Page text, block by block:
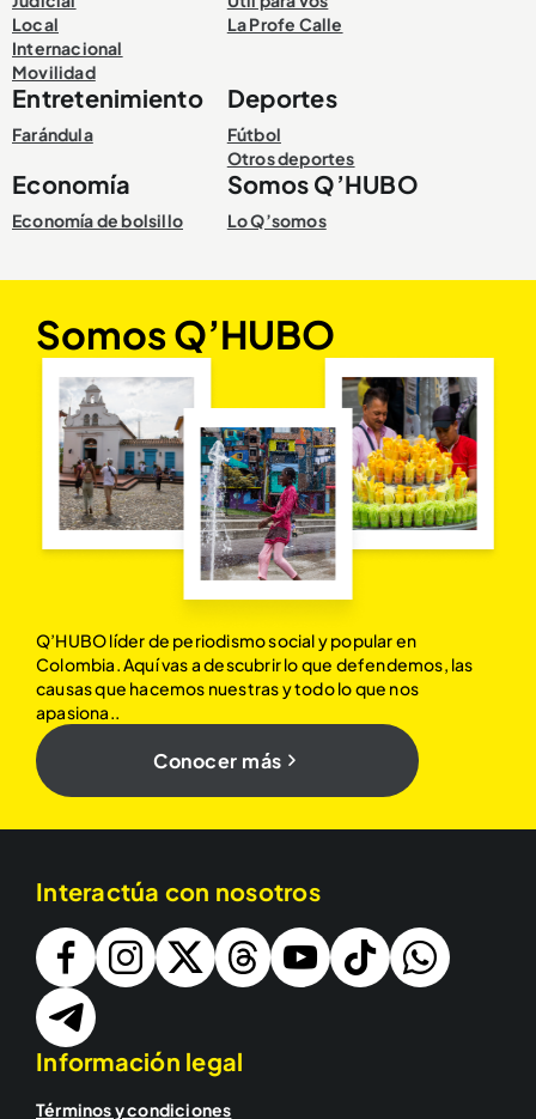
Local
Internacional
Movilidad
La Profe Calle
Entretenimiento
Farándula
Deportes
Fútbol
Otros deportes
Economía
Economía de bolsillo
Somos Q’HUBO
Lo Q’somos
Somos Q’HUBO
Q’HUBO líder de periodismo social y popular en
Colombia. Aquí vas a descubrir lo que defendemos, las
causas que hacemos nuestras y todo lo que nos
apasiona..
Conocer más
Interactúa con nosotros
Información legal
Términos y condiciones